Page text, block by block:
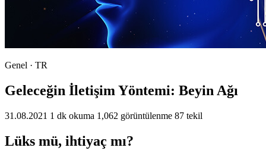
Genel · TR
Geleceğin İletişim Yöntemi: Beyin Ağı
31.08.2021 1 dk okuma 1,062 görüntülenme 87 tekil
Lüks mü, ihtiyaç mı?